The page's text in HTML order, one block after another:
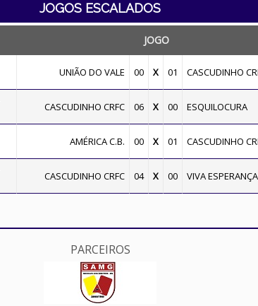
JOGOS ESCALADOS
JOGO
UNIÃO DO VALE 00 X 01 CASCUDINHO
CASCUDINHO CRFC 06 X 00 ESQUILOCURA
AMÉRICA C.B. 00 X 01 CASCUDINHO
CASCUDINHO CRFC 04 X 00 VIVA ESPERANÇA
PARCEIROS